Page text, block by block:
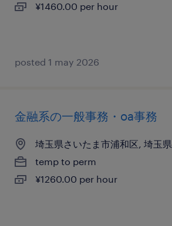
¥1460.00 per hour
posted 1 may 2026
金融系の一般事務・oa事務
埼玉県さいたま市浦和区, 埼玉県
temp to perm
¥1260.00 per hour